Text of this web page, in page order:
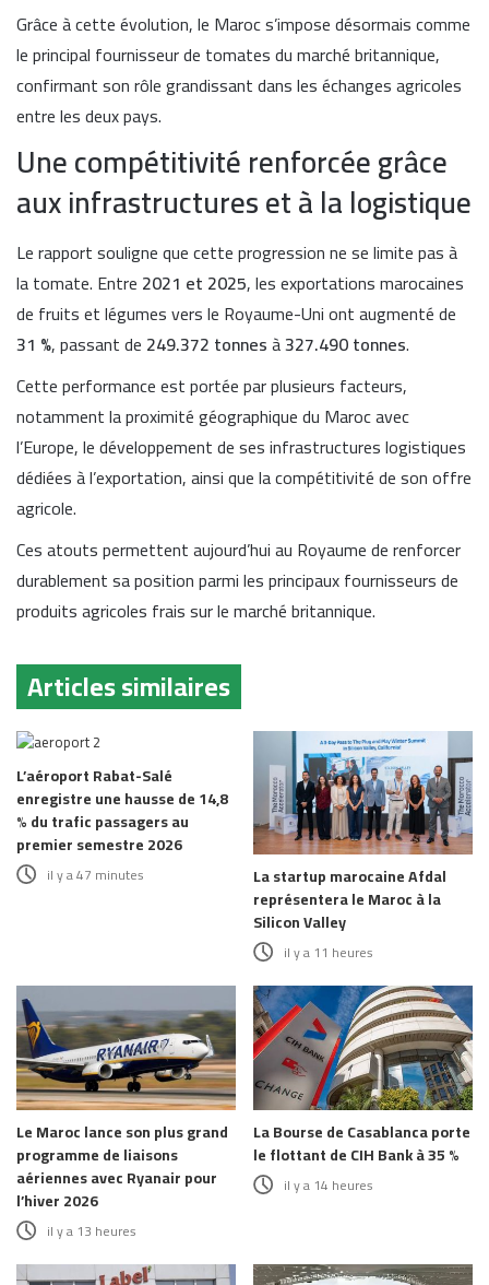
Grâce à cette évolution, le Maroc s’impose désormais comme
le principal fournisseur de tomates du marché britannique,
confirmant son rôle grandissant dans les échanges agricoles
entre les deux pays.
Une compétitivité renforcée grâce
aux infrastructures et à la logistique
Le rapport souligne que cette progression ne se limite pas à
la tomate. Entre 2021 et 2025, les exportations marocaines
de fruits et légumes vers le Royaume-Uni ont augmenté de
31 %, passant de 249.372 tonnesà327.490 tonnes.
Cette performance est portée par plusieurs facteurs,
notamment la proximité géographique du Maroc avec
l’Europe, le développement de ses infrastructures logistiques
dédiées à l’exportation, ainsi que la compétitivité de son offre
agricole.
Ces atouts permettent aujourd’hui au Royaume de renforcer
durablement sa position parmi les principaux fournisseurs de
produits agricoles frais sur le marché britannique.
Articles similaires
L’aéroport Rabat-Salé
enregistre une hausse de 14,8
% du trafic passagers au
premier semestre 2026
il y a 47 minutes
La startup marocaine Afdal
représentera le Maroc à la
Silicon Valley
il y a 11 heures
Le Maroc lance son plus grand
programme de liaisons
aériennes avec Ryanair pour
l’hiver 2026
il y a 13 heures
La Bourse de Casablanca porte
le flottant de CIH Bank à 35 %
il y a 14 heures